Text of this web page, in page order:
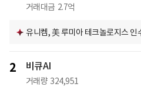
거래대금 2.7억
유니켐, 美 루미아 테크놀로지스
2 비큐AI
거래량 324,951